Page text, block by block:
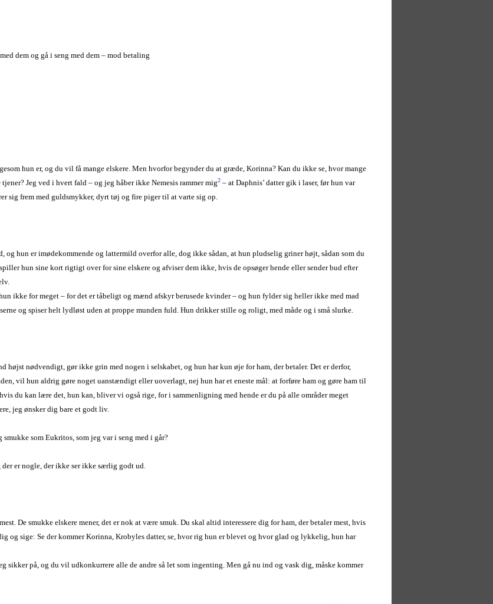
dem og gå i seng med dem – mod betaling
hun er, og du vil få mange elskere. Men hvorfor begynder du at græde, Korinna? Kan du ikke se, hvor mange
Jeg ved i hvert fald – og jeg håber ikke Nemesis rammer mig2 – at Daphnis’ datter gik i laser, før hun var
sig frem med guldsmykker, dyrt tøj og fire piger til at varte sig op.
og hun er imødekommende og lattermild overfor alle, dog ikke sådan, at hun pludselig griner højt, sådan som du
hun sine kort rigtigt over for sine elskere og afviser dem ikke, hvis de opsøger hende eller sender bud efter
ikke for meget – for det er tåbeligt og mænd afskyr berusede kvinder – og hun fylder sig heller ikke med mad
og spiser helt lydløst uden at proppe munden fuld. Hun drikker stille og roligt, med måde og i små slurke.
højst nødvendigt, gør ikke grin med nogen i selskabet, og hun har kun øje for ham, der betaler. Det er derfor,
vil hun aldrig gøre noget uanstændigt eller uoverlagt, nej hun har et eneste mål: at forføre ham og gøre ham til
du kan lære det, hun kan, bliver vi også rige, for i sammenligning med hende er du på alle områder meget
jeg ønsker dig bare et godt liv.
som Eukritos, som jeg var i seng med i går?
er nogle, der ikke ser ikke særlig godt ud.
De smukke elskere mener, det er nok at være smuk. Du skal altid interessere dig for ham, der betaler mest, hvis
og sige: Se der kommer Korinna, Krobyles datter, se, hvor rig hun er blevet og hvor glad og lykkelig, hun har
sikker på, og du vil udkonkurrere alle de andre så let som ingenting. Men gå nu ind og vask dig, måske kommer